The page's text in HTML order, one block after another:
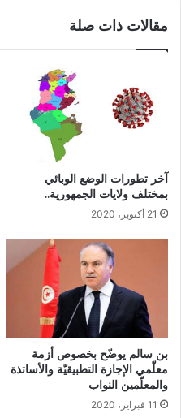
مقالات ذات صلة
آخر تطورات الوضع الوبائي
بمختلف ولايات الجمهورية..
21 أكتوبر، 2020
بن سالم يوضّح بخصوص أزمة
معلّمي الإجازة التطبيقيّة والأساتذة
والمعلّمين النواب
11 فبراير، 2020